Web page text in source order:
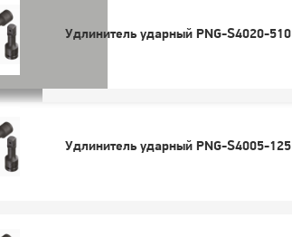
Удлинитель ударный PNG-S4020-510
Удлинитель ударный PNG-S4005-125